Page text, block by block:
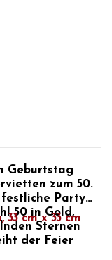
Geburtstag
zum 50.
Party.
50 in Gold,
Sternen
der Feier
Ideal zum
cm x 33 cm